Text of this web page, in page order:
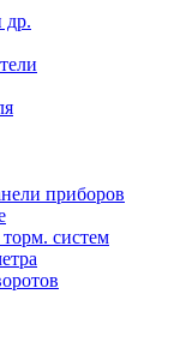
др.
приборов
систем